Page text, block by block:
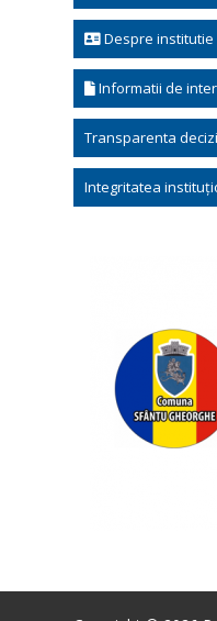
Despre institutie
Informatii de
Transparenta
Integritatea